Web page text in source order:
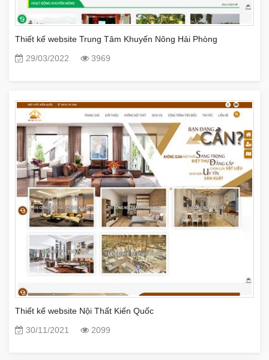
Thiết kế website Trung Tâm Khuyến Nông Hải Phòng
29/03/2022
3969
Thiết kế website Nội Thất Kiến Quốc
30/11/2021
2099